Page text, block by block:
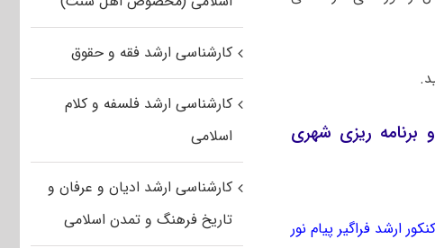
ارشد فراگیر پیام نور ۱۴۰۱ جغرافیا و برنامه ریزی شهری
ارشد فراگیر پیام نور
کارشناسی ارشد فقه و حقوق
کارشناسی ارشد فلسفه و کلام
اسلامی
کارشناسی ارشد ادیان و عرفان و
تاریخ فرهنگ و تمدن اسلامی